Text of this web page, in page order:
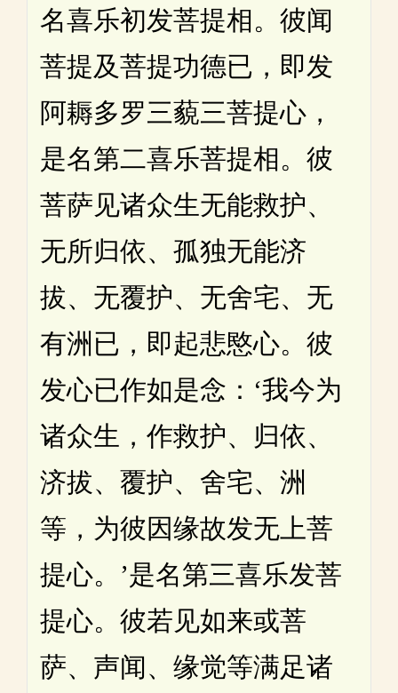
名喜乐初发菩提相。彼闻
菩提及菩提功德已，即发
阿耨多罗三藐三菩提心，
是名第二喜乐菩提相。彼
菩萨见诸众生无能救护、
无所归依、孤独无能济
拔、无覆护、无舍宅、无
有洲已，即起悲愍心。彼
发心已作如是念：‘我今为
诸众生，作救护、归依、
济拔、覆护、舍宅、洲
等，为彼因缘故发无上菩
提心。’是名第三喜乐发菩
提心。彼若见如来或菩
萨、声闻、缘觉等满足诸